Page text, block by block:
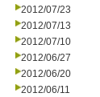
2012/07/23
2012/07/13
2012/07/10
2012/06/27
2012/06/20
2012/06/11